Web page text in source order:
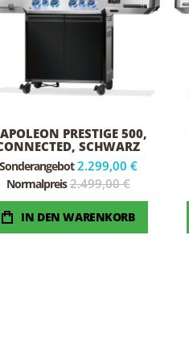
PRESTIGE 500,
SCHWARZ
Sonderangebot 2.299,00 €
Normalpreis 2.499,00 €
IN DEN WARENKORB